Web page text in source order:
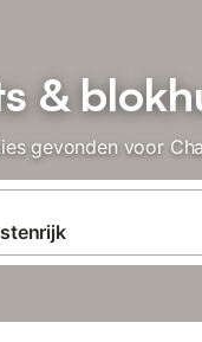
&
gevonden voor